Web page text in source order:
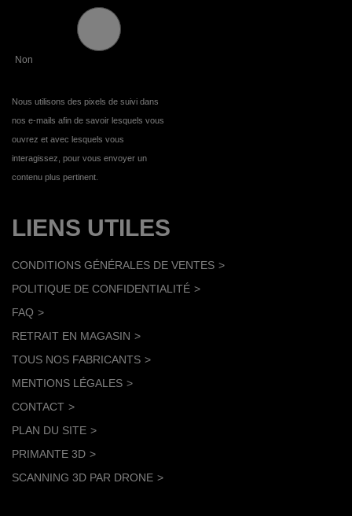
Non
Nous utilisons des pixels de suivi dans
nos e-mails afin de savoir lesquels vous
ouvrez et avec lesquels vous
interagissez, pour vous envoyer un
contenu plus pertinent.
LIENS UTILES
CONDITIONS GÉNÉRALES DE VENTES
POLITIQUE DE CONFIDENTIALITÉ
FAQ
RETRAIT EN MAGASIN
TOUS NOS FABRICANTS
MENTIONS LÉGALES
CONTACT
PLAN DU SITE
PRIMANTE 3D
SCANNING 3D PAR DRONE